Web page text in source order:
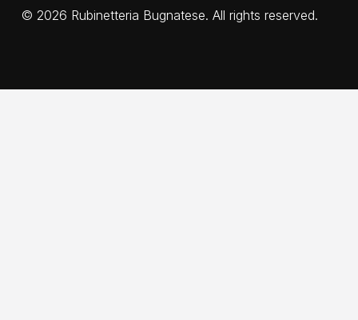
© 2026 Rubinetteria Bugnatese. All rights reserved.